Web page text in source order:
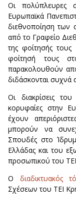
Οι πολύπλευρες
Ευρωπαϊκά
διεθνοποίηση των
από το Γραφείο
της φοίτησής
φοίτησή τους
παρακολουθούν
διδάσκονται συχνά
Οι διακρίσεις
κορυφαίες στην
έχουν
μπορούν να
Σπουδές στο
Ελλάδας και του
προσωπικού του
Ο διαδικτυακός
Σχέσεων του ΤΕΙ